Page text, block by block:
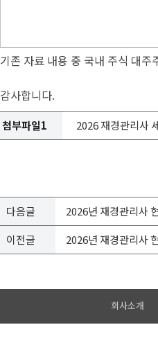
기존 자료 내용 중 국내 주식 대주
감사합니다.
첨부파일1 2026 재경관리사
다음글
2026년 재경관리사
이전글
2026년 재경관리사
회사소개